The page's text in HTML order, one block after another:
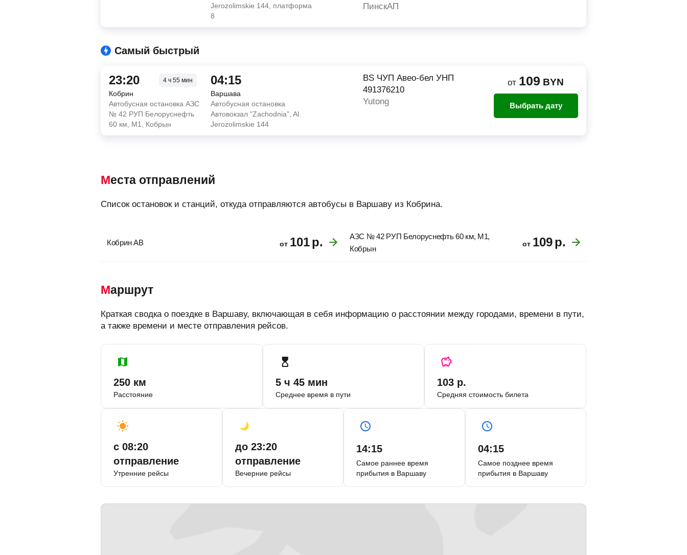
Jerozolimskie 144, платформа
8
ПинскАП
Самый быстрый
23:20 4ч55мин
Кобрин
Автобусная остановка АЗС
№ 42 РУП Белоруснефть
60 км, M1, Кобрын
04:15
Варшава
Автобусная остановка
Автовокзал "Zachodnia", Al.
Jerozolimskie 144
BS ЧУП Авео-бел УНП
491376210
Yutong
от 109 BYN
Выбрать дату
Места отправлений
Список остановок и станций, откуда отправляются автобусы в Варшаву из Кобрина.
Кобрин АВ от 101р.
АЗС № 42 РУП Белоруснефть 60 км, M1,
Кобрын
от 109р.
Маршрут
Краткая сводка о поездке в Варшаву, включающая в себя информацию о расстоянии между городами, времени в пути,
а также времени и месте отправления рейсов.
250 км
Расстояние
5 ч 45 мин
Среднее время в пути
103 р.
Средняя стоимость билета
с 08:20
отправление
Утренние рейсы
до 23:20
отправление
Вечерние рейсы
14:15
Самое раннее время
прибытия в Варшаву
04:15
Самое позднее время
прибытия в Варшаву